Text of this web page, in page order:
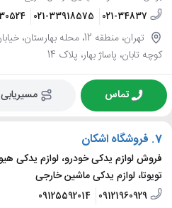
021-34837
021-33918575
تهران، منطقه 12، محله
کوچه تابان، پاساژ بهار، پلاک 14
تماس مسیریابی
7. فروشگاه اشکان
فروش لوازم یدکی خودرو، لوازم یدکی
تویوتا، لوازم یدکی ماشین خارجی
09121960929
09125592014